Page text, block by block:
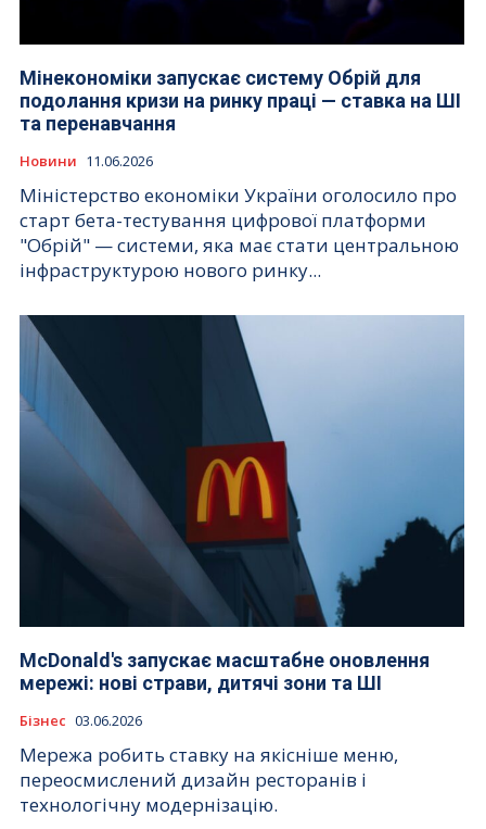
Мінекономіки запускає систему Обрій для
подолання кризи на ринку праці — ставка на ШІ
та перенавчання
Новини 11.06.2026
Міністерство економіки України оголосило про
старт бета-тестування цифрової платформи
"Обрій" — системи, яка має стати центральною
інфраструктурою нового ринку...
McDonald's запускає масштабне оновлення
мережі: нові страви, дитячі зони та ШІ
Бізнес 03.06.2026
Мережа робить ставку на якісніше меню,
переосмислений дизайн ресторанів і
технологічну модернізацію.